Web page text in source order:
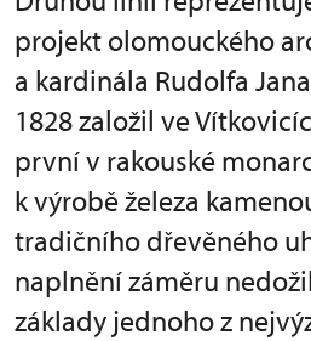
projekt olomouckého
a kardinála Rudolfa
1828 založil ve
první v rakouské
k výrobě železa
tradičního dřevěného
naplnění záměru
základy jednoho z